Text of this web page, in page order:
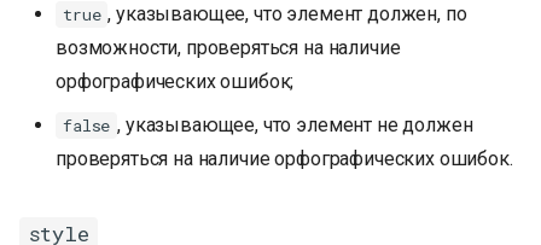
true , указывающее, что элемент должен, по
возможности, проверяться на наличие
орфографических ошибок;
false , указывающее, что элемент не должен
проверяться на наличие орфографических ошибок.
style